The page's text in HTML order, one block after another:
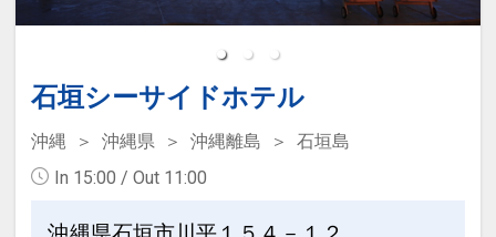
設定期間：2026年4月1日～2026年11月
インターネットコース番号：DP-1-
17266942
石垣シーサイドホテル
沖縄 沖縄県 沖縄離島
石垣島
In 15:00 / Out 11:00